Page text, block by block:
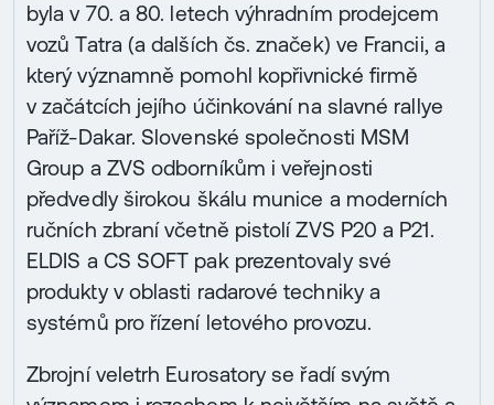
byla v 70. a 80. letech výhradním prodejcem
vozů Tatra (a dalších čs. značek) ve Francii, a
který významně pomohl kopřivnické firmě
v začátcích jejího účinkování na slavné rallye
Paříž-Dakar. Slovenské společnosti MSM
Group a ZVS odborníkům i veřejnosti
předvedly širokou škálu munice a moderních
ručních zbraní včetně pistolí ZVS P20 a P21.
ELDIS a CS SOFT pak prezentovaly své
produkty v oblasti radarové techniky a
systémů pro řízení letového provozu.
Zbrojní veletrh Eurosatory se řadí svým